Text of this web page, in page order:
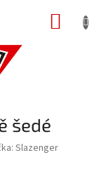
šedé
Slazenger